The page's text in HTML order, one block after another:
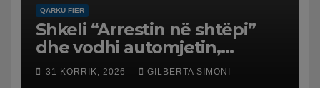
QARKU FIER
Shkeli “Arrestin në shtëpi”
dhe vodhi automjetin,
arrestohet 43-vjeçari
31 KORRIK, 2026 GILBERTA SIMONI